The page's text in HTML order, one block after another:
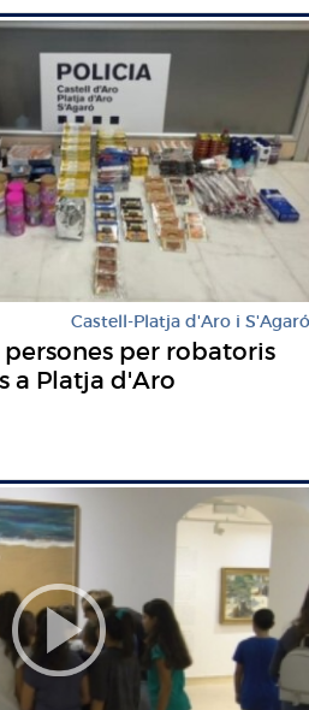
Castell-Platja d'Aro i S'Agaró
per robatoris
a Platja d'Aro